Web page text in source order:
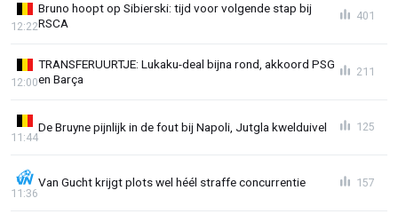
Bruno hoopt op Sibierski: tijd voor volgende stap bij
RSCA
12:22
401
TRANSFERUURTJE: Lukaku-deal bijna rond, akkoord PSG
en Barça
12:00
211
De Bruyne pijnlijk in de fout bij Napoli, Jutgla kwelduivel
11:44
125
Van Gucht krijgt plots wel héél straffe concurrentie
11:36
157